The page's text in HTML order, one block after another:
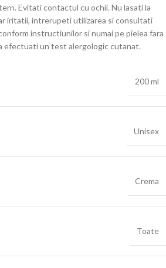
Evitati contactul cu ochii. Nu lasati la
iritatii, intrerupeti utilizarea si consultati
instructiunilor si numai pe pielea fara
efectuati un test alergologic cutanat.
200 ml
Unisex
Crema
Toate